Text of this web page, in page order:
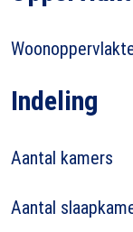
Indeling
Aantal kamers
Aantal